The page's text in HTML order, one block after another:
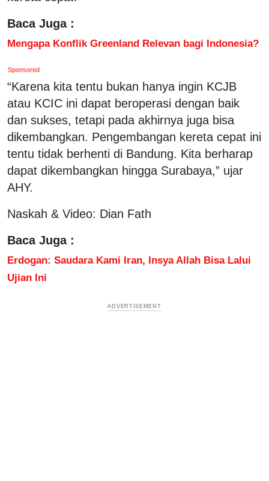
Baca Juga :
Mengapa Konflik Greenland Relevan bagi Indonesia?
Sponsored
“Karena kita tentu bukan hanya ingin KCJB
atau KCIC ini dapat beroperasi dengan baik
dan sukses, tetapi pada akhirnya juga bisa
dikembangkan. Pengembangan kereta cepat ini
tentu tidak berhenti di Bandung. Kita berharap
dapat dikembangkan hingga Surabaya,” ujar
AHY.
Naskah & Video: Dian Fath
Baca Juga :
Erdogan: Saudara Kami Iran, Insya Allah Bisa Lalui
Ujian Ini